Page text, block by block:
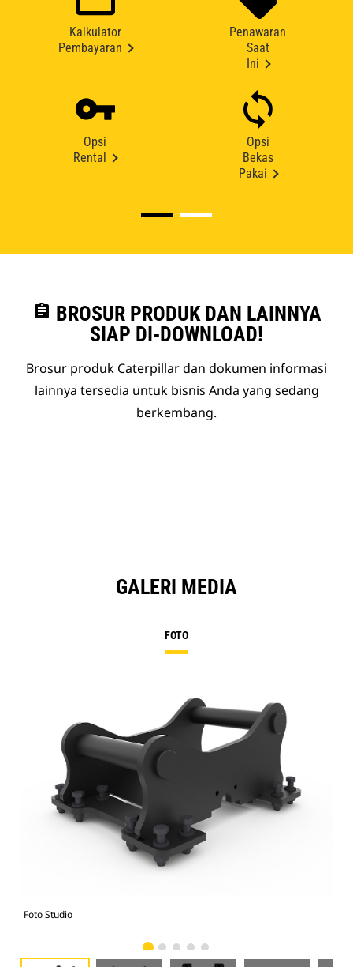
Kalkulator
Pembayaran
Penawaran
Saat
Ini
Opsi
Rental
Opsi
Bekas
Pakai
assignment BROSUR PRODUK DAN LAINNYA
SIAP DI-DOWNLOAD!
Brosur produk Caterpillar dan dokumen informasi
lainnya tersedia untuk bisnis Anda yang sedang
berkembang.
GALERI MEDIA
FOTO
Foto Studio